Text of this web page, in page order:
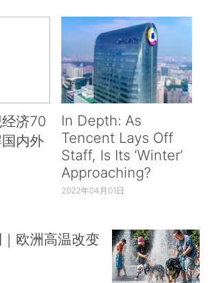
济70
内外
In Depth: As
Tencent Lays Off
Staff, Is Its ‘Winter’
Approaching?
2022年04月01日
欧洲高温改变